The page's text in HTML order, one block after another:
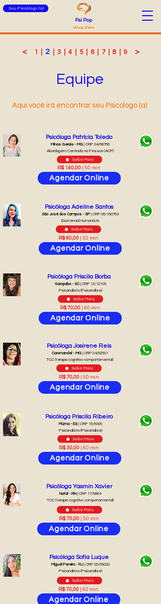
Sou Psicólogo (a)
Psi Pop
Viva Zen
< 1 2| 3| 4 5| 6| 7| 8| 9 >
Equipe
Aqui você irá encontrar seu Psicólogo (a)
Saiba Mais
Psicóloga Patrícia Toledo
Agendar Online
R$ 140,00 | 50 min
Minas Gerais - MG | CRP 04/68756
Abordagem Centrada na Pessoa (ACP)
Saiba Mais
Psicóloga Adeline Santos
Agendar Online
R$ 80,00 | 50 min
São José dos Campos - SP | CRP 06/160763
Existencial Humanista
Saiba Mais
Psicóloga Priscila Borba
Agendar Online
R$ 70,00 | 60 min
Garopaba - SC| CRP 12/12109
Psicanalista (Psicanálise)
Saiba Mais
Psicóloga Josirene Reis
Agendar Online
R$ 70,00 | 50 min
Coromandel - MG| CRP 04/62501
TCC (terapia cognitivo comportamental)
Saiba Mais
Psicóloga Priscila Ribeiro
Agendar Online
R$ 30,00 | 60 min
Piúma - ES| CRP 16/6006
Psicanalista (Psicanálise)
Saiba Mais
Psicóloga Yasmin Xavier
Agendar Online
R$ 70,00 | 50 min
Natal - RN | CRP 17/6864
TCC (terapia cognitivo comportamental)
Saiba Mais
Psicóloga Sofia Luque
Agendar Online
R$ 70,00 | 60 min
Miguel Pereira - RJ| CRP 05/59020
Psicanalista (Psicanálise)